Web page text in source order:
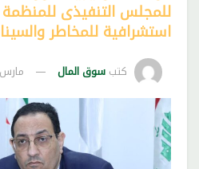
للمجلس التنفيذى للمنظمة
استشرافية للمخاطر
كتب سوق المال مارس 26, 2026